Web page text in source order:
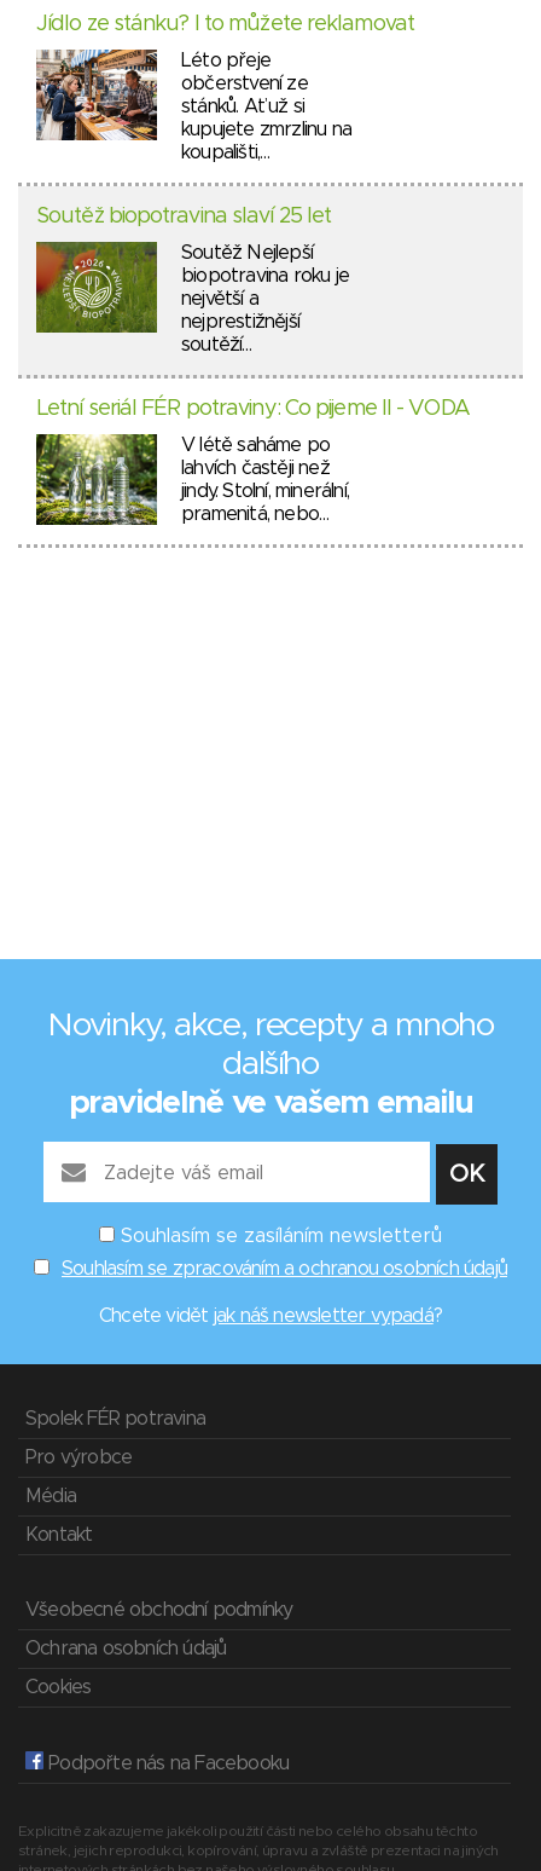
Jídlo ze stánku? I to můžete reklamovat
Léto přeje
občerstvení ze
stánků. Ať už si
kupujete zmrzlinu na
koupališti,…
Soutěž biopotravina slaví 25 let
Soutěž Nejlepší
biopotravina roku je
největší a
nejprestižnější
soutěží…
Letní seriál FÉR potraviny: Co pijeme II - VODA
V létě saháme po
lahvích častěji než
jindy. Stolní, minerální,
pramenitá, nebo…
Novinky, akce, recepty a mnoho
dalšího
pravidelně ve vašem emailu
Souhlasím se zasíláním newsletterů
Souhlasím se zpracováním a ochranou osobních údajů
Chcete vidět jak náš newsletter vypadá?
Spolek FÉR potravina
Pro výrobce
Média
Kontakt
Všeobecné obchodní podmínky
Ochrana osobních údajů
Cookies
Podpořte nás na Facebooku
Explicitně zakazujeme jakékoli použití části nebo celého obsahu těchto
stránek, jejich reprodukci, kopírování, úpravu a zvláště prezentaci na jiných